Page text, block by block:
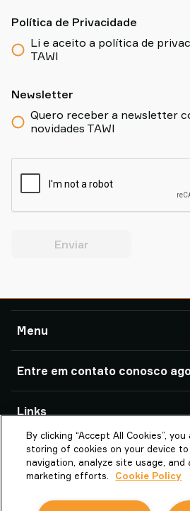
Política de Privacidade
Li e aceito a política de
TAWI
Newsletter
Quero receber a newsletter
novidades TAWI
Enviar
Menu
Produtos
Casos de sucesso
Sobre a TAWI
Vaculex é TAWI
Sustentabilidade na TAWI
Glossário de Elevação a Vácuo
Entre em contato conosco
Escritórios e parceiros da TAWI
TAWI | Parte do Grupo Piab
Brasil
+55 (11) 4492-9050
Links
Sobre a Piab Group
TAWI – Part of Piab Group
Trabalhe Conosco
Terms and Conditions
By clicking “Accept All Cookies”,
storing of cookies on your device
navigation, analyze site usage, and
marketing efforts.
Cookie Policy